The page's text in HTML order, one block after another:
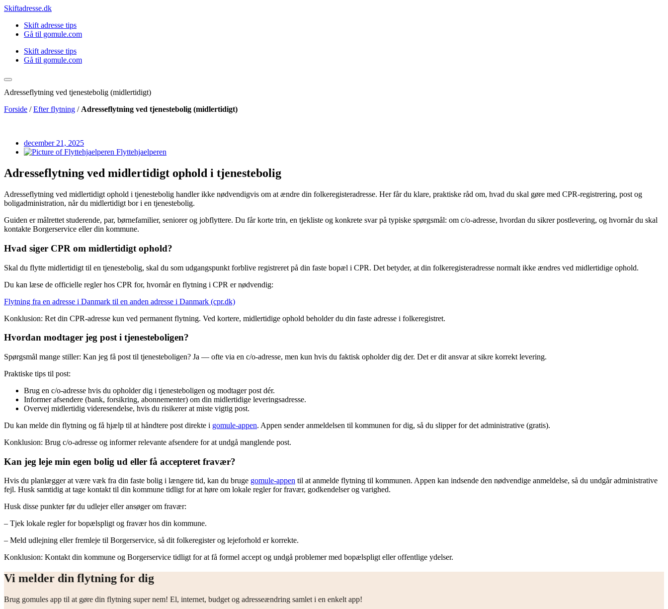
Videre
indhold
Skiftadresse.dk
Skift adresse tips
Gå til gomule.com
Skift adresse tips
Gå til gomule.com
Adresseflytning ved tjenestebolig (midlertidigt)
Forside /Efter flytning / Adresseflytning ved tjenestebolig (midlertidigt)
december 21, 2025
Flyttehjaelperen
Adresseflytning ved midlertidigt ophold i tjenestebolig
Adresseflytning ved midlertidigt ophold i tjenestebolig handler ikke nødvendigvis om at ændre din folkeregisteradresse. Her får du klare, praktiske råd om, hvad du skal gøre med CPR-registrering, post og
boligadministration, når du midlertidigt bor i en tjenestebolig.
Guiden er målrettet studerende, par, børnefamilier, seniorer og jobflyttere. Du får korte trin, en tjekliste og konkrete svar på typiske spørgsmål: om c/o-adresse, hvordan du sikrer postlevering, og hvornår du skal
kontakte Borgerservice eller din kommune.
Hvad siger CPR om midlertidigt ophold?
Skal du flytte midlertidigt til en tjenestebolig, skal du som udgangspunkt forblive registreret på din faste bopæl i CPR. Det betyder, at din folkeregisteradresse normalt ikke ændres ved midlertidige ophold.
Du kan læse de officielle regler hos CPR for, hvornår en flytning i CPR er nødvendig:
Flytning fra en adresse i Danmark til en anden adresse i Danmark (cpr.dk)
Konklusion: Ret din CPR-adresse kun ved permanent flytning. Ved kortere, midlertidige ophold beholder du din faste adresse i folkeregistret.
Hvordan modtager jeg post i tjenesteboligen?
Spørgsmål mange stiller: Kan jeg få post til tjenesteboligen? Ja — ofte via en c/o-adresse, men kun hvis du faktisk opholder dig der. Det er dit ansvar at sikre korrekt levering.
Praktiske tips til post:
Brug en c/o-adresse hvis du opholder dig i tjenesteboligen og modtager post dér.
Informer afsendere (bank, forsikring, abonnementer) om din midlertidige leveringsadresse.
Overvej midlertidig videresendelse, hvis du risikerer at miste vigtig post.
Du kan melde din flytning og få hjælp til at håndtere post direkte i gomule-appen. Appen sender anmeldelsen til kommunen for dig, så du slipper for det administrative (gratis).
Konklusion: Brug c/o-adresse og informer relevante afsendere for at undgå manglende post.
Kan jeg leje min egen bolig ud eller få accepteret fravær?
Hvis du planlægger at være væk fra din faste bolig i længere tid, kan du bruge gomule-appen til at anmelde flytning til kommunen. Appen kan indsende den nødvendige anmeldelse, så du undgår administrative
fejl. Husk samtidig at tage kontakt til din kommune tidligt for at høre om lokale regler for fravær, godkendelser og varighed.
Husk disse punkter før du udlejer eller ansøger om fravær:
– Tjek lokale regler for bopælspligt og fravær hos din kommune.
– Meld udlejning eller fremleje til Borgerservice, så dit folkeregister og lejeforhold er korrekte.
Konklusion: Kontakt din kommune og Borgerservice tidligt for at få formel accept og undgå problemer med bopælspligt eller offentlige ydelser.
Vi melder din flytning for dig
Brug gomules app til at gøre din flytning super nem! El, internet, budget og adresseændring samlet i en enkelt app!